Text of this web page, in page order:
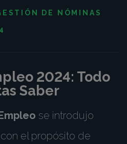
DE NÓMINAS
2024: Todo
Saber
se introdujo
el propósito de